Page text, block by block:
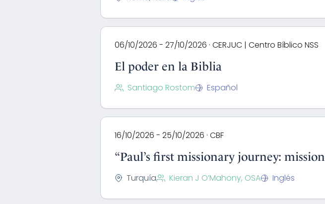
06/10/2026 - 27/10/2026 · CERJUC | Centro Bíblico NSS
El poder en la Biblia
Santiago Rostom Español
16/10/2026 - 25/10/2026 · CBF
“Paul’s first missionary journey:
Turquía Kieran J O’Mahony, OSA Inglés